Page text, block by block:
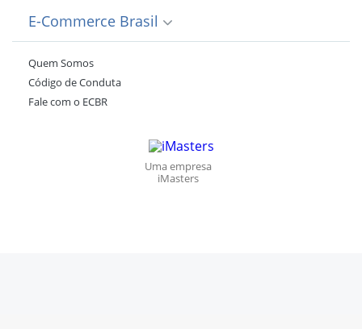
E-Commerce Brasil
Quem Somos
Código de Conduta
Fale com o ECBR
Uma empresa
iMasters